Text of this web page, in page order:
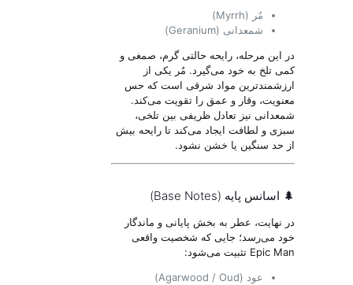
مُر (Myrrh)
شمعدانی (Geranium)
در این مرحله، رایحه حالتی گرم، صمغی و
کمی تلخ به خود می‌گیرد. مُر یکی از
ارزشمندترین مواد شرقی است که حس
معنویت، وقار و عمق را تقویت می‌کند.
شمعدانی نیز تعادل ظریفی بین تلخی،
سبزی و لطافت ایجاد می‌کند تا رایحه بیش
از حد سنگین یا خشن نشود.
🌲 اسانس پایه (Base Notes)
در نهایت، عطر به بخش پایانی و ماندگار
خود می‌رسد؛ جایی که شخصیت واقعی
Epic Man تثبیت می‌شود:
عود (Agarwood / Oud)